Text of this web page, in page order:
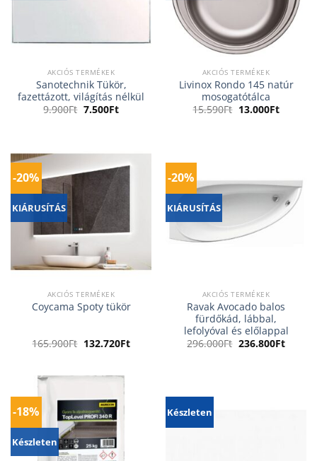
AKCIÓS TERMÉKEK
Sanotechnik Tükör,
fazettázott, világítás nélkül
9.900Ft Original
7.500FtCurrent
AKCIÓS TERMÉKEK
Livinox Rondo 145 natúr
mosogatótálca
15.590Ft Original
13.000FtCurrent
-20%
KIÁRUSÍTÁS
AKCIÓS TERMÉKEK
Coycama Spoty tükör
165.900Ft Original
price
132.720FtCurrent
price
-20%
KIÁRUSÍTÁS
AKCIÓS TERMÉKEK
Ravak Avocado balos
fürdőkád, lábbal,
lefolyóval és előlappal
296.000Ft Original
price
236.800Ft
price
-18%
Készleten
Készleten